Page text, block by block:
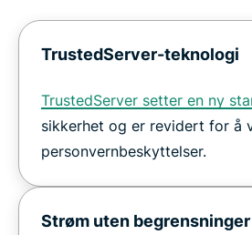
TrustedServer-teknologi
TrustedServer setter en ny
sikkerhet og er revidert for å
personvernbeskyttelser.
Strøm uten begrensninger